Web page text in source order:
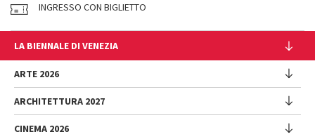
INGRESSO CON BIGLIETTO
LA BIENNALE DI VENEZIA
L'Istituzione
Cariche istituzionali
Storia
Luoghi
ARTE 2026
Esposizione
ARCHITETTURA 2027
Mostra
CINEMA 2026